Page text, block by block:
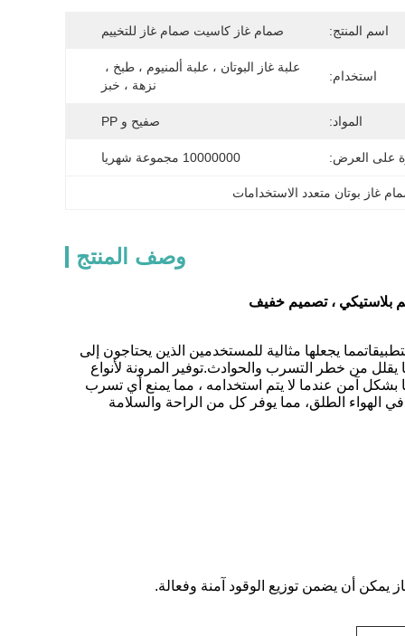
اسم المنتج: صمام غاز كاسيت صمام غاز للتخييم
استخدام:
نزهة ، خبز
المواد: صفيح و PP
على العرض: 10000000 مجموعة شهريا
غاز بوتان متعدد الاستخدامات
وصف المنتج
بلاستيكي ، تصميم خفيف
يجعلها مثالية للمستخدمين الذين يحتاجون إلى
من خطر التسرب والحوادث.توفير المرونة لأنواع
بشكل آمن عندما لا يتم استخدامه ، مما يمنع أي تسرب
الهواء الطلق، مما يوفر كل من الراحة والسلامة
يمكن أن يضمن توزيع الوقود آمنة وفعالة.